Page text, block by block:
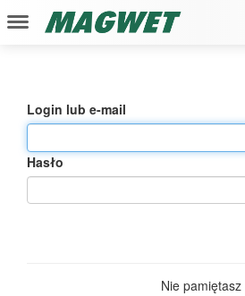
Login lub e-mail
Hasło
Nie pamiętasz